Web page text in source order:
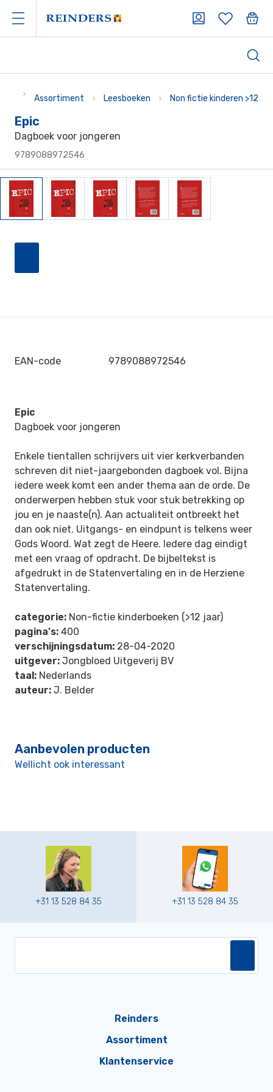
Assortiment Leesboeken Non fictie kinderen >12
Epic
Dagboek voor jongeren
9789088972546
EAN-code 9789088972546
Epic
Dagboek voor jongeren
Enkele tientallen schrijvers uit vier kerkverbanden
schreven dit niet-jaargebonden dagboek vol. Bijna
iedere week komt een ander thema aan de orde. De
onderwerpen hebben stuk voor stuk betrekking op
jou en je naaste(n). Aan actualiteit ontbreekt het
dan ook niet. Uitgangs- en eindpunt is telkens weer
Gods Woord. Wat zegt de Heere. Iedere dag eindigt
met een vraag of opdracht. De bijbeltekst is
afgedrukt in de Statenvertaling en in de Herziene
Statenvertaling.
categorie: Non-fictie kinderboeken (>12 jaar)
pagina's: 400
verschijningsdatum: 28-04-2020
uitgever: Jongbloed Uitgeverij BV
taal: Nederlands
auteur: J. Belder
Aanbevolen producten
Wellicht ook interessant
+31 13 528 84 35 +31 13 528 84 35
Reinders
Assortiment
Klantenservice